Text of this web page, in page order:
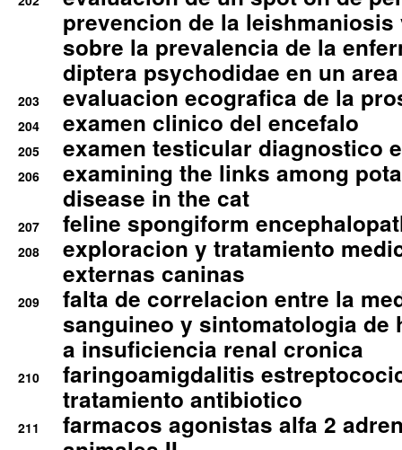
prevencion de la
sobre la prevalencia de la
diptera psychodidae en un
203 evaluacion ecografica de la
204 examen clinico del encefalo
205 examen testicular diagnostico
206
examining the links among
disease in the cat
207 feline spongiform
208
exploracion y tratamiento
externas caninas
209
falta de correlacion entre la
sanguineo y sintomatologia de
a insuficiencia renal cronica
210
faringoamigdalitis
tratamiento antibiotico
211
farmacos agonistas alfa 2